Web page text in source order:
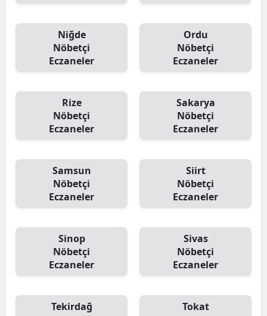
Niğde
Nöbetçi
Eczaneler
Ordu
Nöbetçi
Eczaneler
Rize
Nöbetçi
Eczaneler
Sakarya
Nöbetçi
Eczaneler
Samsun
Nöbetçi
Eczaneler
Siirt
Nöbetçi
Eczaneler
Sinop
Nöbetçi
Eczaneler
Sivas
Nöbetçi
Eczaneler
Tekirdağ
Tokat